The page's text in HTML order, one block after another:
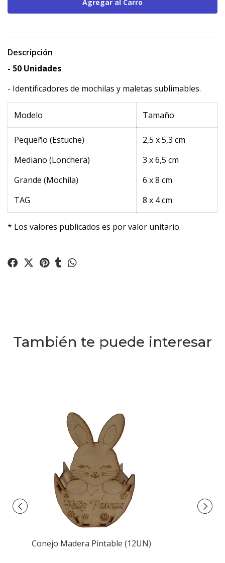
Descripción
- 50 Unidades
- Identificadores de mochilas y maletas sublimables.
Modelo Tamaño
Pequeño (Estuche)
Mediano (Lonchera)
Grande (Mochila)
TAG
2,5 x 5,3 cm
3 x 6,5 cm
6 x 8 cm
8 x 4 cm
* Los valores publicados es por valor unitario.
También te puede interesar
Conejo Madera Pintable (12UN)